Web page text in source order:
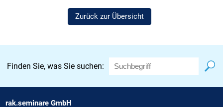
Zurück zur Übersicht
Finden Sie, was Sie suchen:
rak.seminare GmbH